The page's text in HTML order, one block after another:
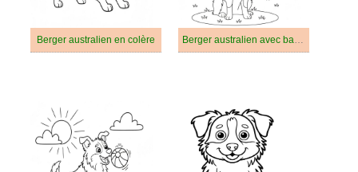
Berger australien en colère Berger australien avec ballon